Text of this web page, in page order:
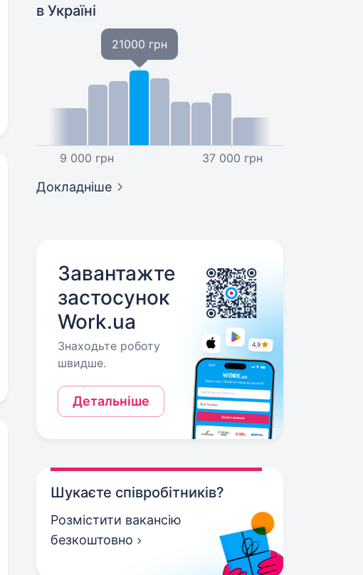
в Україні
9 000 грн
21000 грн
37 000 грн
Докладніше
Завантажте
застосунок
Work.ua
Знаходьте роботу
швидше.
Детальніше
Шукаєте співробітників?
Розмістити вакансію
безкоштовно